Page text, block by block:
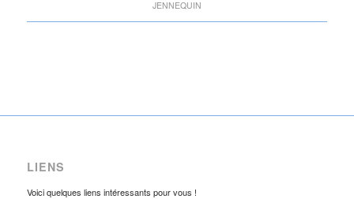
JENNEQUIN
LIENS
Voici quelques liens intéressants pour vous !